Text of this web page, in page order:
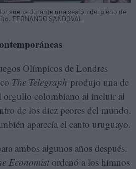
suena durante una sesión del pleno de
FERNANDO SANDOVAL
Olímpicos de Londres
The Telegraph produjo una de
orgullo colombiano al incluir al
de los diez peores del mundo.
aparecía el canto uruguayo.
ambos algunos años después.
Economist ordenó a los himnos